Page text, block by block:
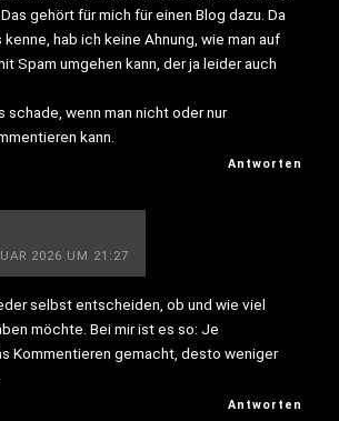
gehört für mich für einen Blog dazu. Da
hab ich keine Ahnung, wie man auf
Spam umgehen kann, der ja leider auch
wenn man nicht oder nur
kann.
Antworten
2026 UM 21:27
selbst entscheiden, ob und wie viel
möchte. Bei mir ist es so: Je
Kommentieren gemacht, desto weniger
Antworten